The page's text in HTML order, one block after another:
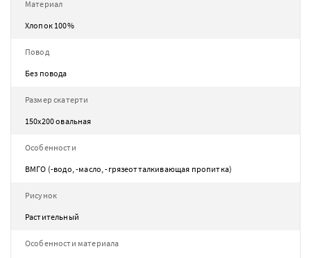
Материал
Хлопок 100%
Повод
Без повода
Размер скатерти
150х200 овальная
Особенности
ВМГО (-водо, -масло, -грязеотталкивающая пропитка)
Рисунок
Растительный
Особенности материала